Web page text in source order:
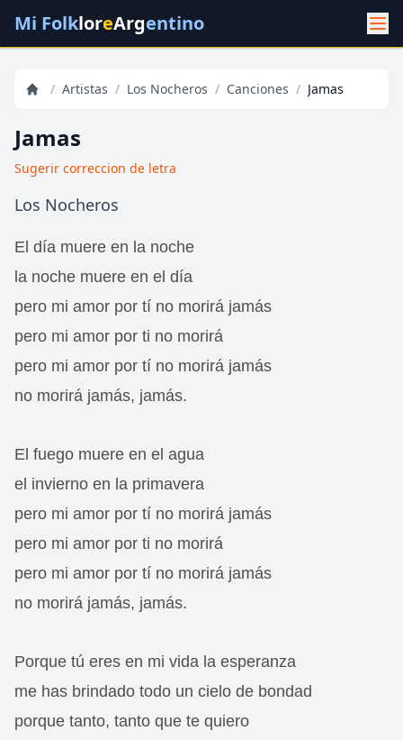
Mi FolkloreArgentino
/ Artistas / Los Nocheros / Canciones / Jamas
Jamas
Sugerir correccion de letra
Los Nocheros
El día muere en la noche
la noche muere en el día
pero mi amor por tí no morirá jamás
pero mi amor por ti no morirá
pero mi amor por tí no morirá jamás
no morirá jamás, jamás.
El fuego muere en el agua
el invierno en la primavera
pero mi amor por tí no morirá jamás
pero mi amor por ti no morirá
pero mi amor por tí no morirá jamás
no morirá jamás, jamás.
Porque tú eres en mi vida la esperanza
me has brindado todo un cielo de bondad
porque tanto, tanto que te quiero